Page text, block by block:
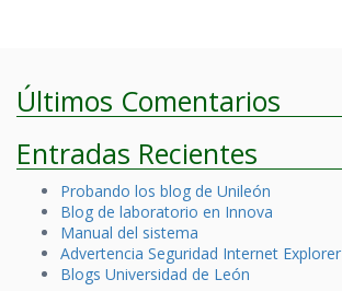
Últimos Comentarios
Entradas Recientes
Probando los blog de Unileón
Blog de laboratorio en Innova
Manual del sistema
Advertencia Seguridad Internet Explorer
Blogs Universidad de León